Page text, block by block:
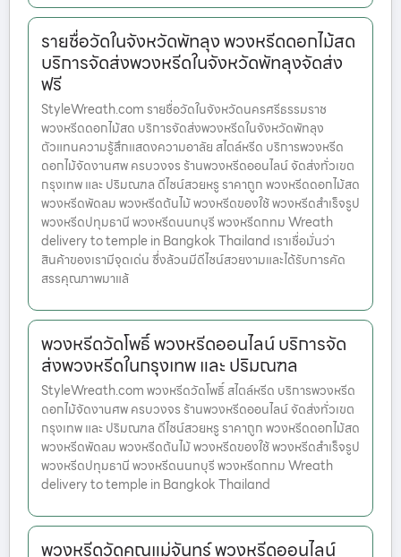
รายชื่อวัดในจังหวัดพัทลุง พวงหรีดดอกไม้สด
บริการจัดส่งพวงหรีดในจังหวัดพัทลุงจัดส่ง
ฟรี
StyleWreath.com รายชื่อวัดในจังหวัดนครศรีธรรมราช
พวงหรีดดอกไม้สด บริการจัดส่งพวงหรีดในจังหวัดพัทลุง
ตัวแทนความรู้สึกแสดงความอาลัย สไตล์หรีด บริการพวงหรีด
ดอกไม้จัดงานศพ ครบวงจร ร้านพวงหรีดออนไลน์ จัดส่งทั่วเขต
กรุงเทพ และ ปริมณฑล ดีไซน์สวยหรู ราคาถูก พวงหรีดดอกไม้สด
พวงหรีดพัดลม พวงหรีดต้นไม้ พวงหรีดของใช้ พวงหรีดสำเร็จรูป
พวงหรีดปทุมธานี พวงหรีดนนทบุรี พวงหรีดกทม Wreath
delivery to temple in Bangkok Thailand เราเชื่อมั่นว่า
สินค้าของเรามีจุดเด่น ซึ่งล้วนมีดีไซน์สวยงามและได้รับการคัด
สรรคุณภาพมาแล้
พวงหรีดวัดโพธิ์ พวงหรีดออนไลน์ บริการจัด
ส่งพวงหรีดในกรุงเทพ และ ปริมณฑล
StyleWreath.com พวงหรีดวัดโพธิ์ สไตล์หรีด บริการพวงหรีด
ดอกไม้จัดงานศพ ครบวงจร ร้านพวงหรีดออนไลน์ จัดส่งทั่วเขต
กรุงเทพ และ ปริมณฑล ดีไซน์สวยหรู ราคาถูก พวงหรีดดอกไม้สด
พวงหรีดพัดลม พวงหรีดต้นไม้ พวงหรีดของใช้ พวงหรีดสำเร็จรูป
พวงหรีดปทุมธานี พวงหรีดนนทบุรี พวงหรีดกทม Wreath
delivery to temple in Bangkok Thailand
พวงหรีดวัดคุณแม่จันทร์ พวงหรีดออนไลน์